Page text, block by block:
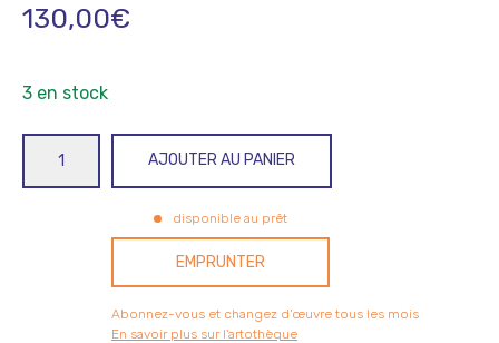
130,00€
3 en stock
AJOUTER AU PANIER
disponible au prêt
EMPRUNTER
Abonnez-vous et changez d’œuvre tous les mois
En savoir plus sur l'artothèque